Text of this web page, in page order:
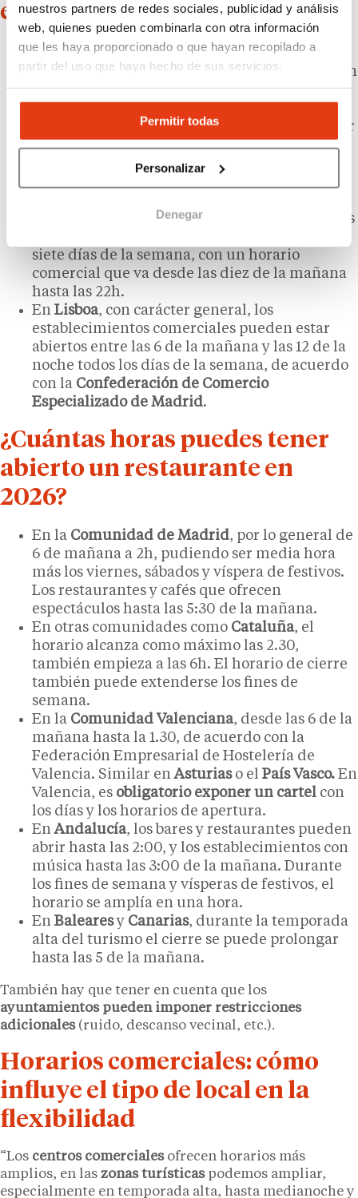
nuestros partners de redes sociales, publicidad y análisis
web, quienes pueden combinarla con otra información
que les haya proporcionado o que hayan recopilado a
partir del uso que haya hecho de sus servicios.
Permitir todas
Personalizar
Denegar
en otros países europeos?
EnLondres, los comercios de reducida
dimensión (hasta 280 m2 ) no tienen restricción
de horarios.
, las tiendas pueden estar abiertas por
lo general de 7 de la mañana hasta las 22h.
, el horario comercial habitual, de
, en principio los establecimientos
siete días de la semana, con un horario
comercial que va desde las diez de la mañana
hasta las 22h.
En Lisboa, con carácter general, los
establecimientos comerciales pueden estar
abiertos entre las 6 de la mañana y las 12 de la
noche todos los días de la semana, de acuerdo
con la Confederación de Comercio
Especializado de Madrid.
¿Cuántas horas puedes tener
abierto un restaurante en
2026?
En la Comunidad de Madrid, por lo general de
6 de mañana a 2h, pudiendo ser media hora
más los viernes, sábados y víspera de festivos.
Los restaurantes y cafés que ofrecen
espectáculos hasta las 5:30 de la mañana.
En otras comunidades como Cataluña, el
horario alcanza como máximo las 2.30,
también empieza a las 6h. El horario de cierre
también puede extenderse los fines de
semana.
En la Comunidad Valenciana, desde las 6 de la
mañana hasta la 1.30, de acuerdo con la
Federación Empresarial de Hostelería de
Valencia. Similar enAsturias o el País Vasco. En
Valencia, es obligatorio exponer un cartel con
los días y los horarios de apertura.
EnAndalucía, los bares y restaurantes pueden
abrir hasta las 2:00, y los establecimientos con
música hasta las 3:00 de la mañana. Durante
los fines de semana y vísperas de festivos, el
horario se amplía en una hora.
En Balearesy Canarias, durante la temporada
alta del turismo el cierre se puede prolongar
hasta las 5 de la mañana.
También hay que tener en cuenta que los
ayuntamientos pueden imponer restricciones
adicionales(ruido, descanso vecinal, etc.).
Horarios comerciales: cómo
influye el tipo de local en la
flexibilidad
“Los centros comercialesofrecen horarios más
amplios, en las zonas turísticaspodemos ampliar,
especialmente en temporada alta, hasta medianoche y